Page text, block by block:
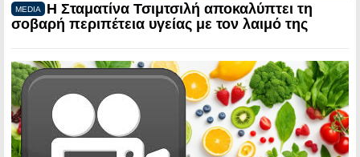
MEDIA
Η Σταματίνα Τσιμτσιλή αποκαλύπτει τη
σοβαρή περιπέτεια υγείας με τον λαιμό της